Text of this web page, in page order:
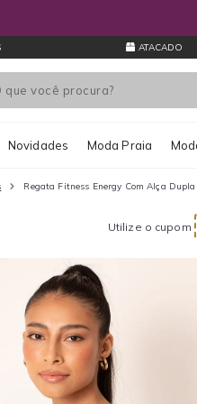
ATACADO
Novidades Moda Praia
Regata Fitness Energy Com Alça Dupla
Utilize o cupom